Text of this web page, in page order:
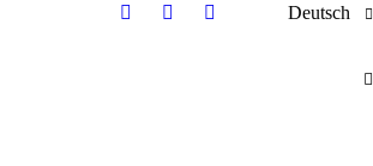
Deutsch